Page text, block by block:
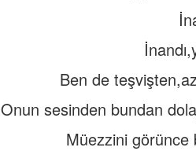
Ben de
Onun sesinden bundan
Müezzini görünce